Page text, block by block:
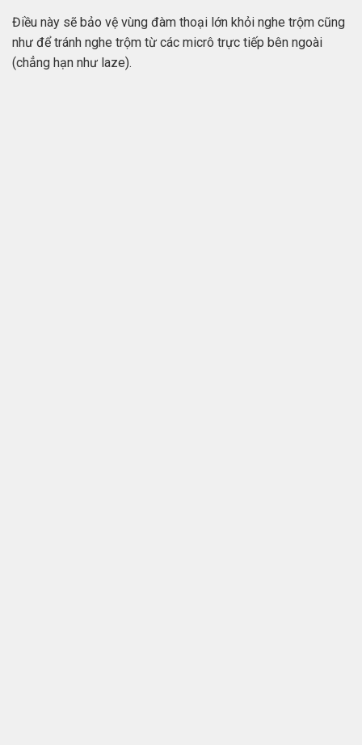
Điều này sẽ bảo vệ vùng đàm thoại lớn khỏi nghe trộm cũng
như để tránh nghe trộm từ các micrô trực tiếp bên ngoài
(chẳng hạn như laze).